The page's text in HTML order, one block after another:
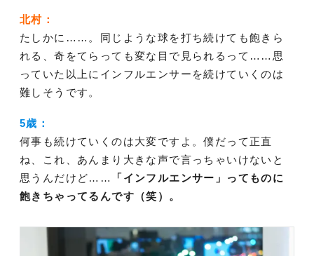
北村：
たしかに……。同じような球を打ち続けても飽きら
れる、奇をてらっても変な目で見られるって……思
っていた以上にインフルエンサーを続けていくのは
難しそうです。
5歳：
何事も続けていくのは大変ですよ。僕だって正直
ね、これ、あんまり大きな声で言っちゃいけないと
思うんだけど……
「インフルエンサー」ってものに
飽きちゃってるんです（笑）。